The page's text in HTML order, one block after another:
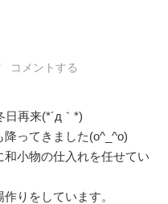
コメントする
日再来(*´д｀*)
ってきました(o^_^o)
小物の仕入れを任せてい
りをしています。